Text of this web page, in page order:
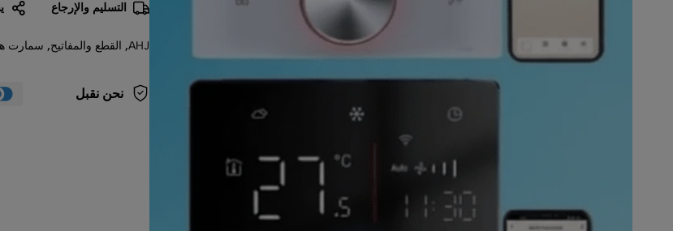
الكهربائية،
التسليم والإرجاع
AHJ
, القطع والمفاتيح, سمارت
نحن نقبل